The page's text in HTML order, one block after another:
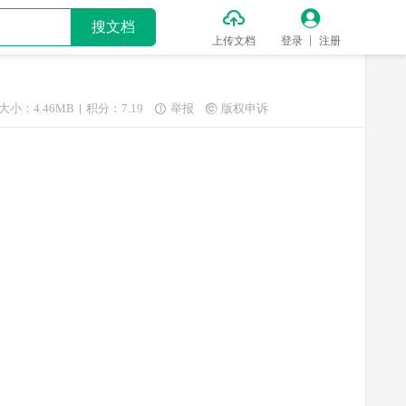
搜文档 
上传文档

登录 注册
小：4.46MB 积分：7.19  举报  版权申诉